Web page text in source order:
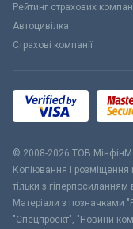
Рейтинг страхових
Автоцивілка
Страхові компанії
© 2008-2026 ТОВ
Копіювання і розміщення
тільки з
Матеріали з позначками
"Спецпроект", "Новини